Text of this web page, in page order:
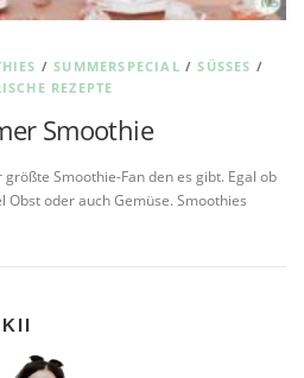
/SUMMERSPECIAL /SÜSSES
/
REZEPTE
Smoothie
Smoothie-Fan den es gibt. Egal ob
Obst oder auch Gemüse. Smoothies